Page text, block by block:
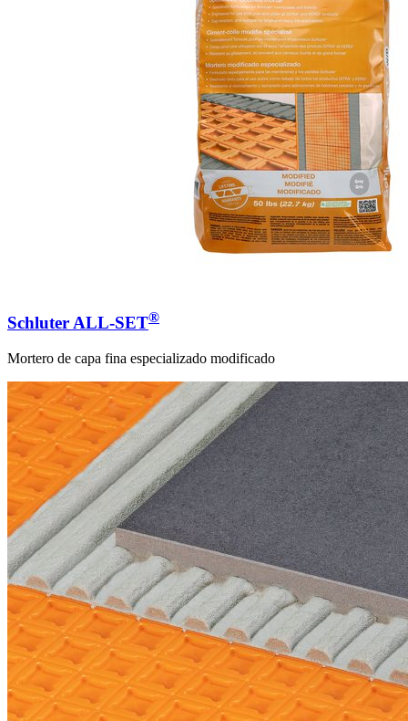
Schluter ALL-SET®
Mortero de capa fina especializado modificado